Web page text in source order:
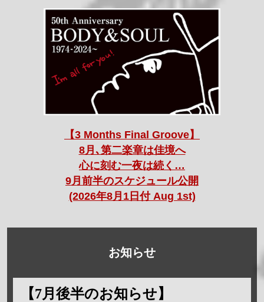
【3 Months Final Groove】
8月､第二楽章は佳境へ
心に刻む一夜は続く…
9月前半のスケジュール公開
(2026年8月1日付 Aug 1st)
お知らせ
【7月後半のお知らせ】